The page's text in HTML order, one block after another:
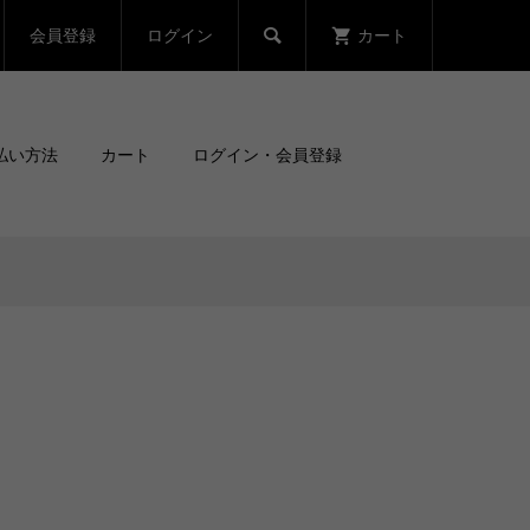
会員登録 ログイン  カート
い方法 カート ログイン・会員登録